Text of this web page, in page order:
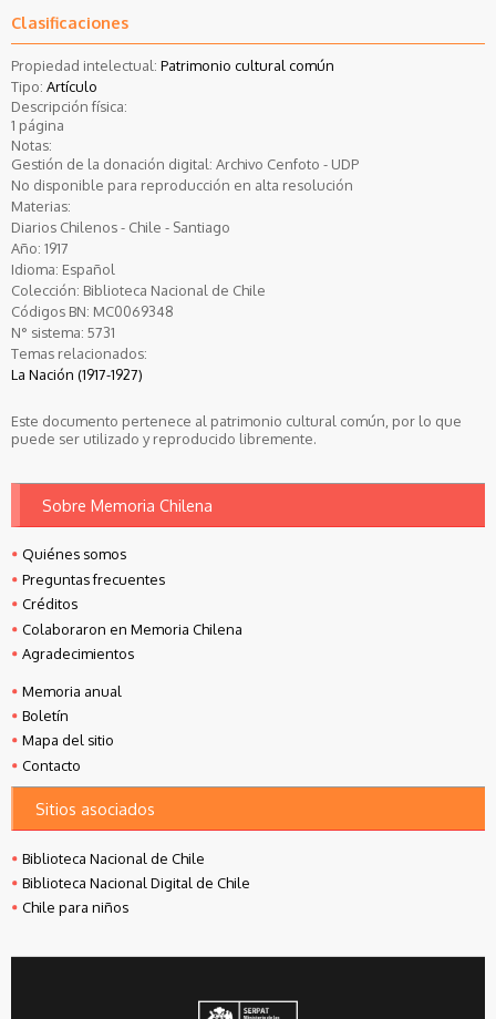
Clasificaciones
Propiedad intelectual: Patrimonio cultural común
Tipo: Artículo
Descripción física:
1 página
Notas:
Gestión de la donación digital: Archivo Cenfoto - UDP
No disponible para reproducción en alta resolución
Materias:
Diarios Chilenos - Chile - Santiago
Año: 1917
Idioma: Español
Colección: Biblioteca Nacional de Chile
Códigos BN: MC0069348
N° sistema: 5731
Temas relacionados:
La Nación (1917-1927)
Este documento pertenece al patrimonio cultural común, por lo que
puede ser utilizado y reproducido libremente.
Sobre Memoria Chilena
Quiénes somos
Preguntas frecuentes
Créditos
Colaboraron en Memoria Chilena
Agradecimientos
Memoria anual
Boletín
Mapa del sitio
Contacto
Sitios asociados
Biblioteca Nacional de Chile
Biblioteca Nacional Digital de Chile
Chile para niños